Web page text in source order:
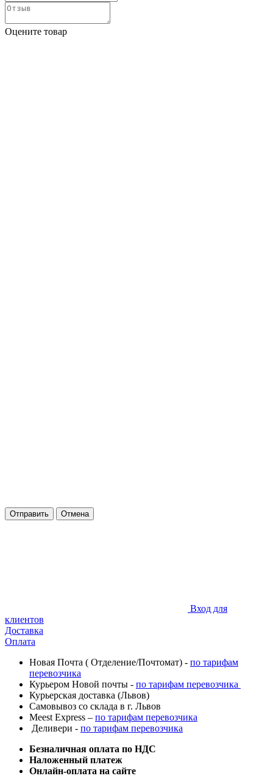
Оцените товар
Отправить Отмена
Вход для
клиентов
Доставка
Оплата
Новая Почта ( Отделение/Почтомат) - по тарифам
перевозчика
Курьером Новой почты - по тарифам перевозчика
Курьерская доставка (Львов)
Самовывоз со склада в г. Львов
Meest Express – по тарифам перевозчика
Деливери - по тарифам перевозчика
Безналичная оплата по НДС
Наложенный платеж
Онлайн-оплата на сайте